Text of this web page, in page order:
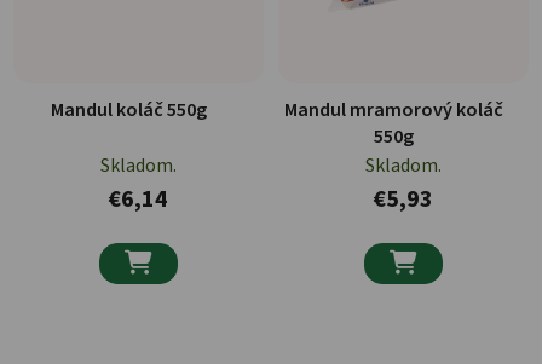
Mandul koláč 550g
Skladom.
€6,14

Mandul mramorový koláč
550g
Skladom.
€5,93
